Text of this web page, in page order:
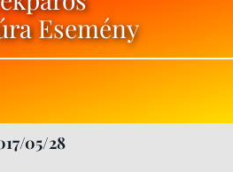
Esemény
05/28